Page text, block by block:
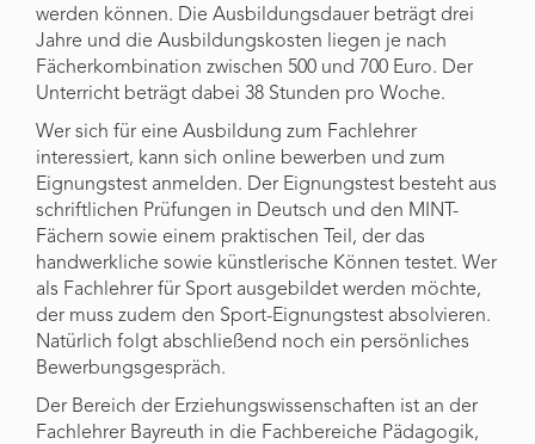
werden können. Die Ausbildungsdauer beträgt drei
Jahre und die Ausbildungskosten liegen je nach
Fächerkombination zwischen 500 und 700 Euro. Der
Unterricht beträgt dabei 38 Stunden pro Woche.
Wer sich für eine Ausbildung zum Fachlehrer
interessiert, kann sich online bewerben und zum
Eignungstest anmelden. Der Eignungstest besteht aus
schriftlichen Prüfungen in Deutsch und den MINT-
Fächern sowie einem praktischen Teil, der das
handwerkliche sowie künstlerische Können testet. Wer
als Fachlehrer für Sport ausgebildet werden möchte,
der muss zudem den Sport-Eignungstest absolvieren.
Natürlich folgt abschließend noch ein persönliches
Bewerbungsgespräch.
Der Bereich der Erziehungswissenschaften ist an der
Fachlehrer Bayreuth in die Fachbereiche Pädagogik,